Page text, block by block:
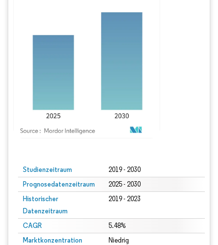
Studienzeitraum 2019 - 2030
Prognosedatenzeitraum 2025 - 2030
Historischer
Datenzeitraum
2019 - 2023
CAGR 5.48%
Marktkonzentration Niedrig